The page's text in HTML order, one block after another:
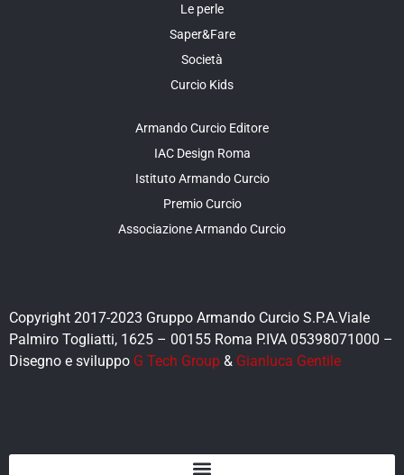
Le perle
Saper&Fare
Società
Curcio Kids
Armando Curcio Editore
IAC Design Roma
Istituto Armando Curcio
Premio Curcio
Associazione Armando Curcio
Copyright 2017-2023 Gruppo Armando Curcio S.P.A.Viale
Palmiro Togliatti, 1625 – 00155 Roma P.IVA 05398071000 –
Disegno e sviluppo G Tech Group & Gianluca Gentile